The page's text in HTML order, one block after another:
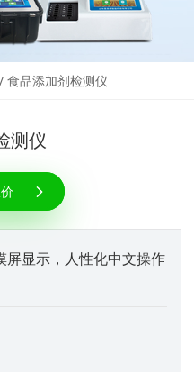
/ 食品添加剂检测仪
测仪
屏显示，人性化中文操作